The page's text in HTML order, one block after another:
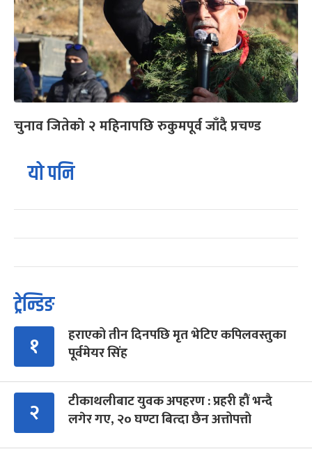
चुनाव जितेको २ महिनापछि रुकुमपूर्व जाँदै प्रचण्ड
यो पनि
ट्रेन्डिङ
१
हराएको तीन दिनपछि मृत भेटिए कपिलवस्तुका
पूर्वमेयर सिंह
२
टीकाथलीबाट युवक अपहरण : प्रहरी हौं भन्दै
लगेर गए, २० घण्टा बित्दा छैन अत्तोपत्तो